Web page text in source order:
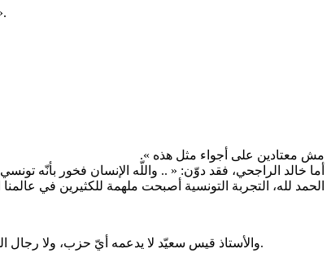
للمحافظه على هذه الديمقراطيات يجب طرد سفير
مش معتادين على أجواء مثل هذه ».
أما خالد الراجحي، فقد دوّن: « .. واللّه الإنسان فخور بأنّه
الحمد لله، التجربة التونسية أصبحت ملهمة للكثيرين في
والأستاذ قيس سعيّد لا يدعمه أيّ حزب، ولا رجال المال والأعمال، ولا « ماكينة » انتخابية تقف وراءه، ولكن الشعب التونسي اختاره لأنّ الجميع يشهد له بالنزاهة ونظافة اليد، ولم يتّسخ بأدران السياسة.